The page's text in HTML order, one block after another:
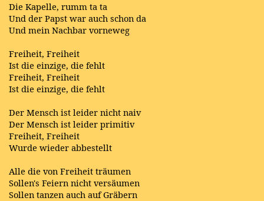
Die Kapelle, rumm ta ta
Und der Papst war auch schon da
Und mein Nachbar vorneweg
Freiheit, Freiheit
Ist die einzige, die fehlt
Freiheit, Freiheit
Ist die einzige, die fehlt
Der Mensch ist leider nicht naiv
Der Mensch ist leider primitiv
Freiheit, Freiheit
Wurde wieder abbestellt
Alle die von Freiheit träumen
Sollen's Feiern nicht versäumen
Sollen tanzen auch auf Gräbern